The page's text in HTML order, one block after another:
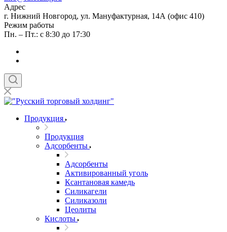
Адрес
г. Нижний Новгород, ул. Мануфактурная, 14А (офис 410)
Режим работы
Пн. – Пт.: с 8:30 до 17:30
Продукция
Продукция
Адсорбенты
Адсорбенты
Активированный уголь
Ксантановая камедь
Силикагели
Силиказоли
Цеолиты
Кислоты